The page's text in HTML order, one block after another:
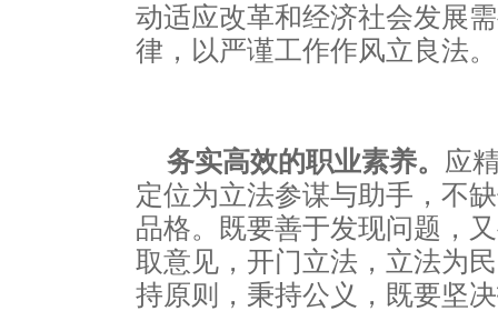
动适应改革和经济社会发展
律，以严谨工作作风立良法。
务实高效的职业素养。 应
定位为立法参谋与助手，不
品格。既要善于发现问题，
取意见，开门立法，立法为
持原则，秉持公义，既要坚